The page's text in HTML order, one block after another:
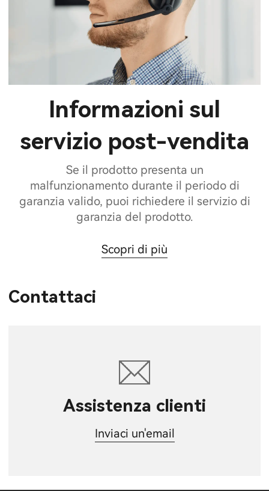
Informazioni sul
servizio post-vendita
Se il prodotto presenta un
malfunzionamento durante il periodo di
garanzia valido, puoi richiedere il servizio di
garanzia del prodotto.
Scopri di più
Contattaci
Assistenza clienti
Inviaci un'email